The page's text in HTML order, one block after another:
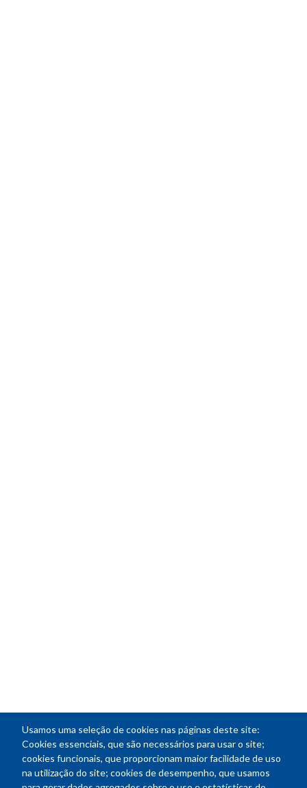
Usamos uma seleção de cookies nas páginas deste site:
Cookies essenciais, que são necessários para usar o site;
cookies funcionais, que proporcionam maior facilidade de uso
na utilização do site; cookies de desempenho, que usamos